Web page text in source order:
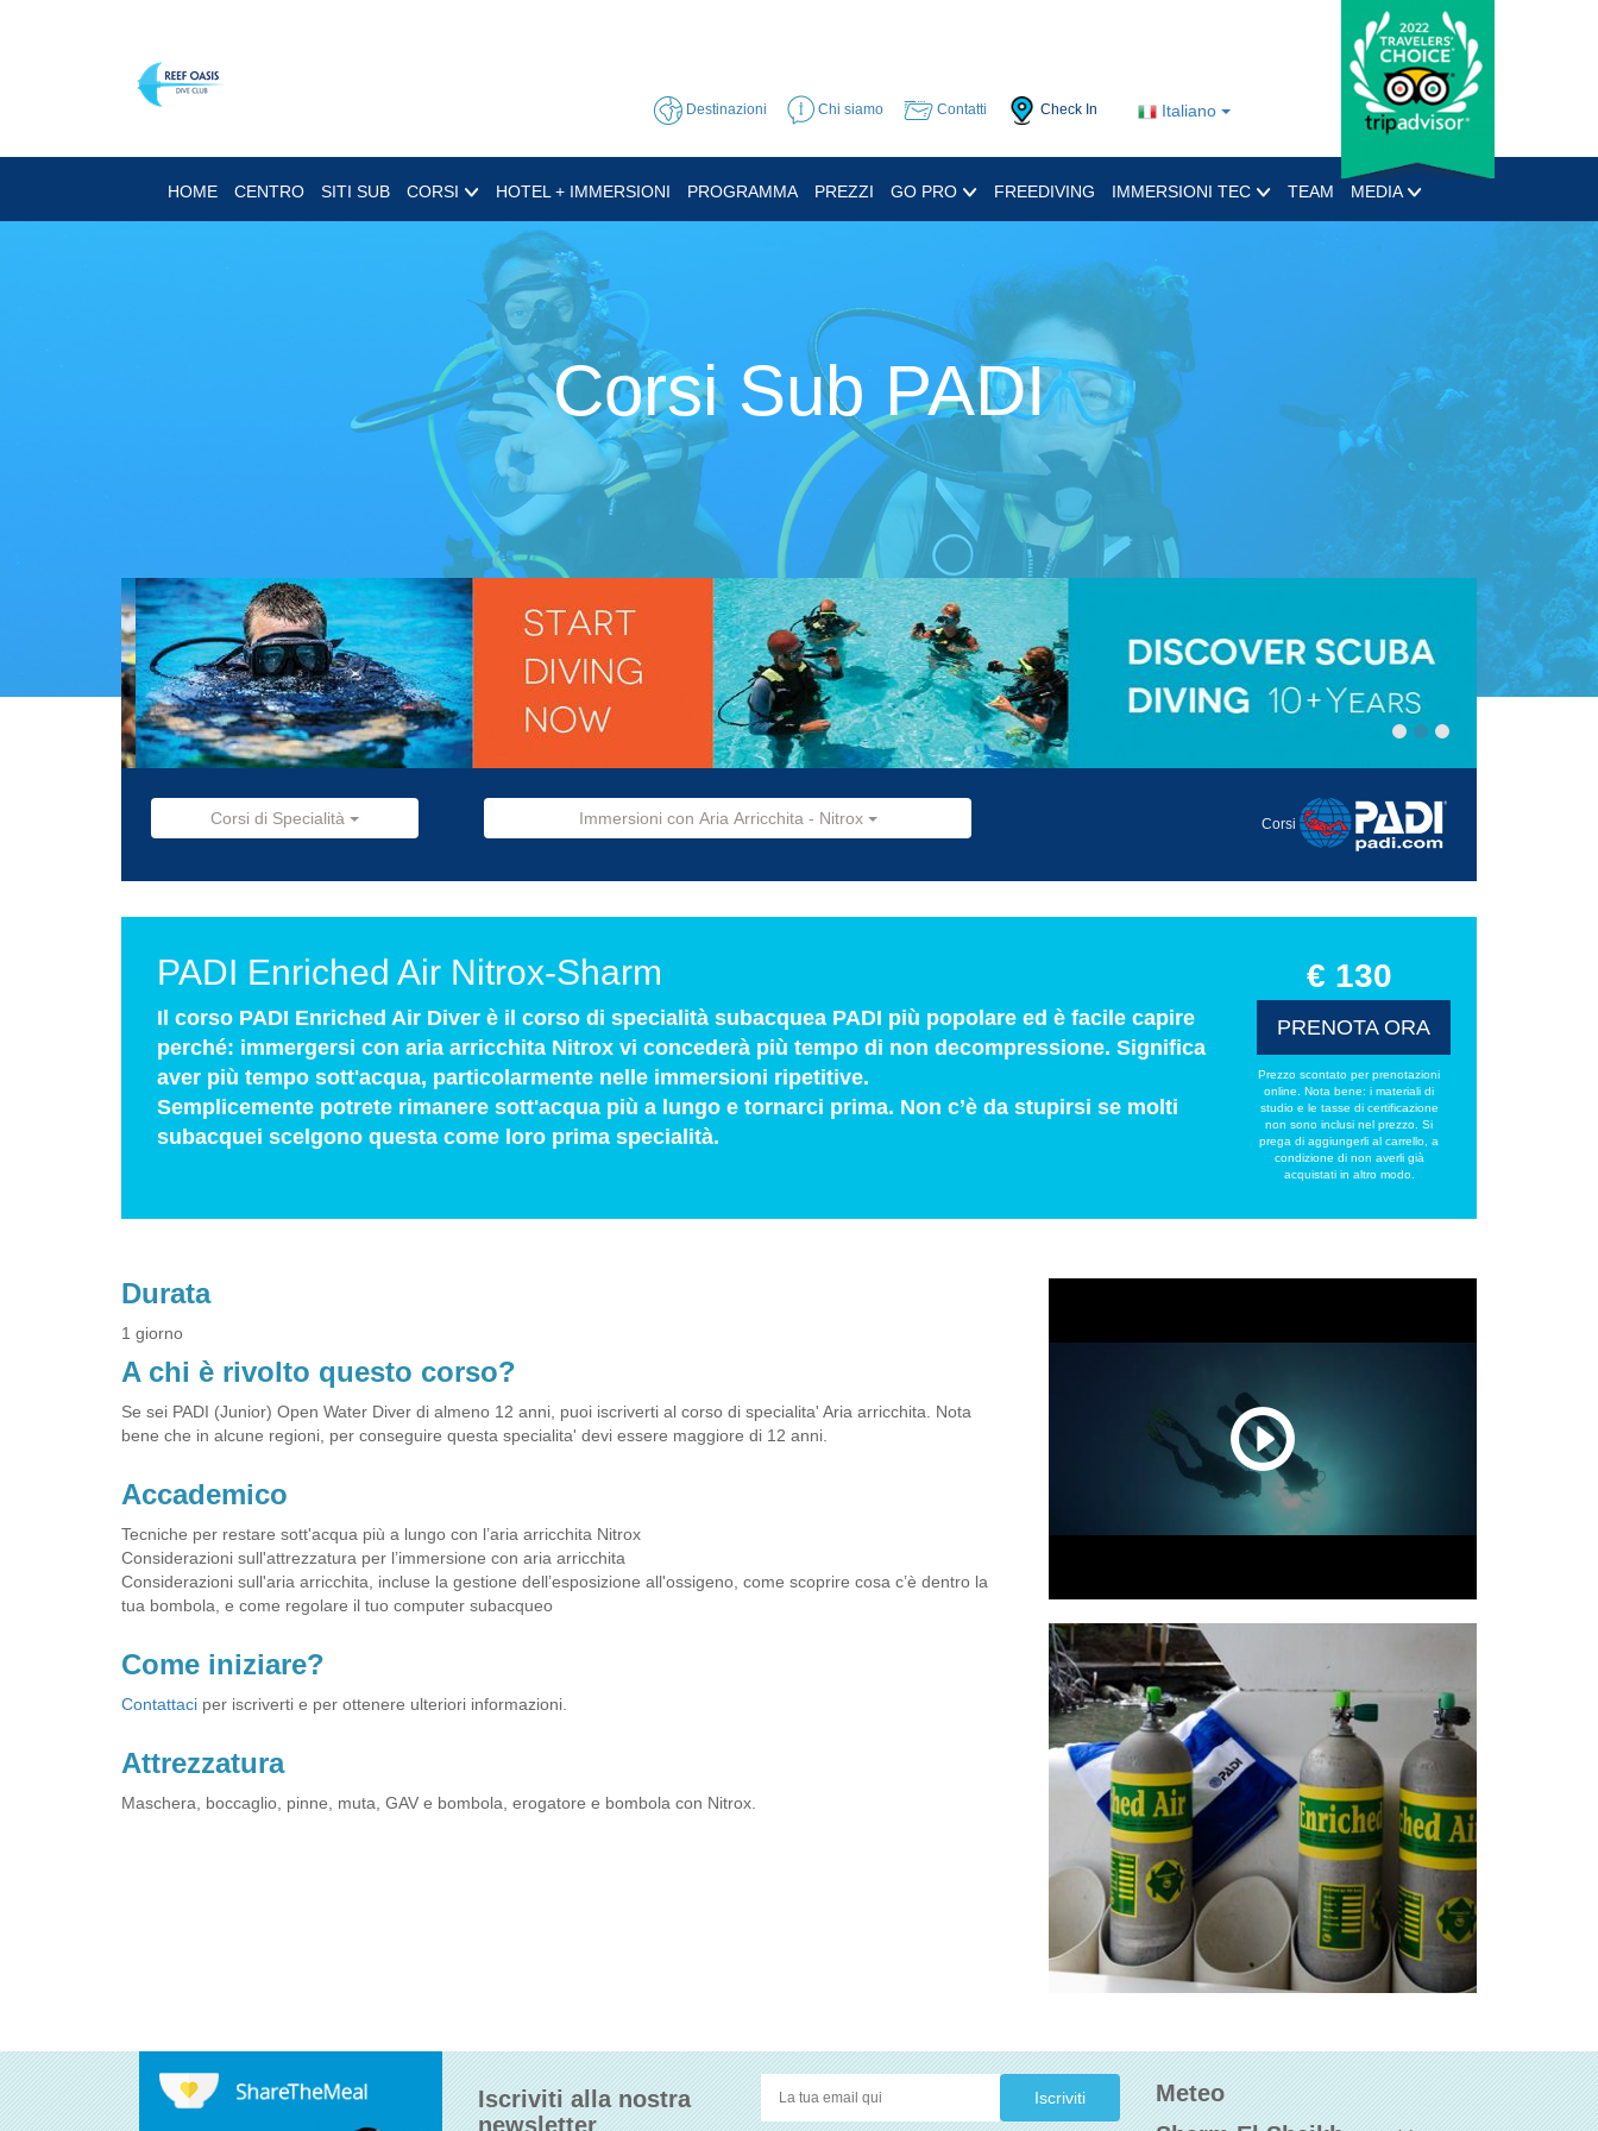
Italiano
Destinazioni Chi siamo Contatti Check In
HOME CENTRO SITI SUB CORSI HOTEL + IMMERSIONI PROGRAMMA PREZZI GO PRO FREEDIVING IMMERSIONI TEC TEAM MEDIA
Corsi Sub PADI
Corsi di Specialità Immersioni con Aria Arricchita - Nitrox Corsi
PADI Enriched Air Nitrox-Sharm
Il corso PADI Enriched Air Diver è il corso di specialità subacquea PADI più popolare ed è facile capire
perché: immergersi con aria arricchita Nitrox vi concederà più tempo di non decompressione. Significa
aver più tempo sott'acqua, particolarmente nelle immersioni ripetitive.
Semplicemente potrete rimanere sott'acqua più a lungo e tornarci prima. Non c’è da stupirsi se molti
subacquei scelgono questa come loro prima specialità.
€ 130
PRENOTA ORA
Prezzo scontato per prenotazioni
online. Nota bene: i materiali di
studio e le tasse di certificazione
non sono inclusi nel prezzo. Si
prega di aggiungerli al carrello, a
condizione di non averli già
acquistati in altro modo.
Durata
1 giorno
A chi è rivolto questo corso?
Se sei PADI (Junior) Open Water Diver di almeno 12 anni, puoi iscriverti al corso di specialita' Aria arricchita. Nota
bene che in alcune regioni, per conseguire questa specialita' devi essere maggiore di 12 anni.
Accademico
Tecniche per restare sott'acqua più a lungo con l’aria arricchita Nitrox
Considerazioni sull'attrezzatura per l’immersione con aria arricchita
Considerazioni sull'aria arricchita, incluse la gestione dell’esposizione all'ossigeno, come scoprire cosa c’è dentro la
tua bombola, e come regolare il tuo computer subacqueo
Come iniziare?
Contattaci per iscriverti e per ottenere ulteriori informazioni.
Attrezzatura
Maschera, boccaglio, pinne, muta, GAV e bombola, erogatore e bombola con Nitrox.
Iscriviti alla nostra
newsletter
Meteo